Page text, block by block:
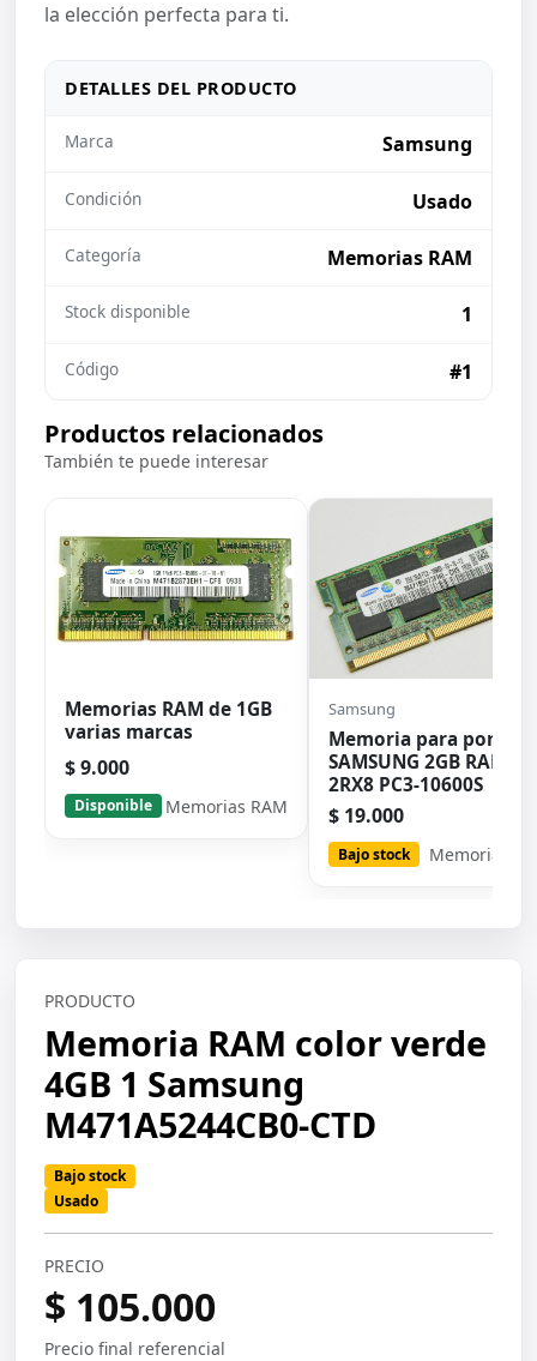
la elección perfecta para ti.
DETALLES DEL PRODUCTO
Marca Samsung
Condición Usado
Categoría Memorias RAM
Stock disponible 1
Código #1
Productos relacionados
También te puede interesar
Memorias RAM de 1GB
varias marcas
$ 9.000
Disponible Memorias RAM
Samsung
Memoria para portátil
SAMSUNG 2GB RAM
2RX8 PC3-10600S
$ 19.000
Bajo stock Memorias
PRODUCTO
Memoria RAM color verde
4GB 1 Samsung
M471A5244CB0-CTD
Bajo stock
Usado
PRECIO
$ 105.000
Precio final referencial